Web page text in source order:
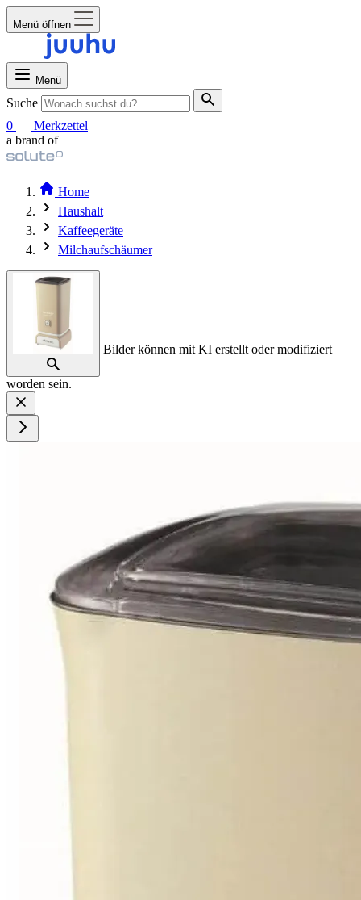
Menü öffnen
Menü
Suche
0
Merkzettel
a brand of
Home
Haushalt
Kaffeegeräte
Milchaufschäumer
Bilder können mit KI erstellt oder modifiziert
worden sein.